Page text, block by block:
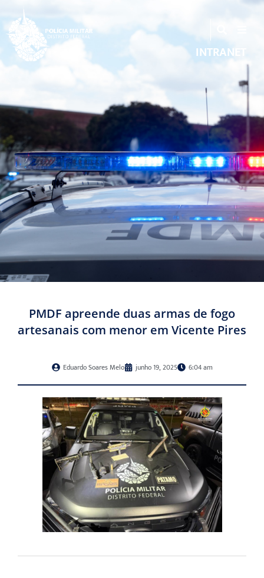
INTRANET
PMDF apreende duas armas de fogo
artesanais com menor em Vicente Pires
Eduardo Soares Melo junho 19, 2025 6:04 am